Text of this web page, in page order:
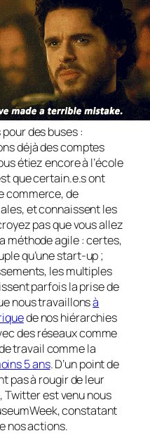
des buses :
déjà des comptes
étiez encore à l’école
que certain.e.s ont
commerce, de
et connaissent les
pas que vous allez
méthodeagile: certes,
qu’unestart-up;
les multiples
parfois la prise de
nous travaillonsà
de nos hiérarchies
des réseaux comme
travail comme la
5 ans. D’un point de
pas à rougir de leur
Twitter est venu nous
constatant
nos actions.